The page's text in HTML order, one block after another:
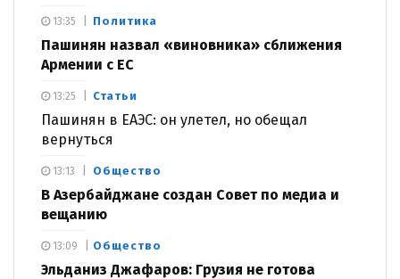
Политика
Пашинян назвал «виновника» сближения
Армении с ЕС
13:35
Статьи
Пашинян в ЕАЭС: он улетел, но обещал
вернуться
13:25
Общество
В Азербайджане создан Совет по медиа и
вещанию
13:13
Общество
Эльданиз Джафаров: Грузия не готова
13:09